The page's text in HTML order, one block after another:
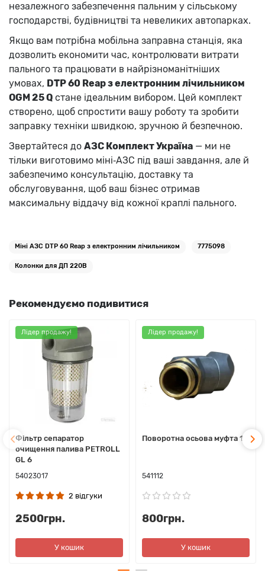
незалежного забезпечення пальним у сільському
господарстві, будівництві та невеликих автопарках.
Якщо вам потрібна мобільна заправна станція, яка
дозволить економити час, контролювати витрати
пального та працювати в найрізноманітніших
умовах, DTP 60 Reap з електронним лічильником
OGM 25 Q стане ідеальним вибором. Цей комплект
створено, щоб спростити вашу роботу та зробити
заправку техніки швидкою, зручною й безпечною.
Звертайтеся до АЗС Комплект Україна — ми не
тільки виготовимо міні‑АЗС під ваші завдання, але й
забезпечимо консультацію, доставку та
обслуговування, щоб ваш бізнес отримав
максимальну віддачу від кожної краплі пального.
Міні АЗС DTP 60 Reap з електронним лічильником 7775098
Колонки для ДП 220В
Рекомендуємо подивитися
Лідер продажу!
Фільтр сепаратор
очищення палива PETROLL
GL 6
54023017
2 відгуки
2500грн.
У кошик
Лідер продажу!
Поворотна осьова муфта 1
541112
800грн.
У кошик